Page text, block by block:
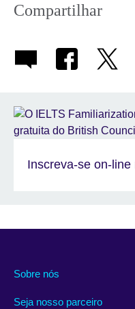
Compartilhar
Inscreva-se on-line
Sobre nós
Seja nosso parceiro